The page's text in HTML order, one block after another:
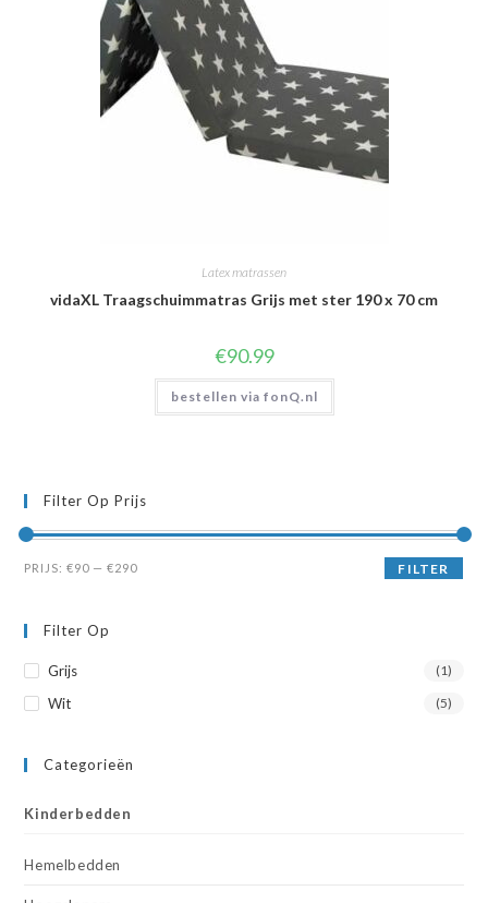
Latex matrassen
vidaXL Traagschuimmatras Grijs met ster 190 x 70 cm
€90.99
bestellen via fonQ.nl
Filter Op Prijs
Min.
Max.
FILTER
PRIJS:€90 —€290
Filter Op
Grijs (1)
Wit (5)
Categorieën
Kinderbedden
Hemelbedden